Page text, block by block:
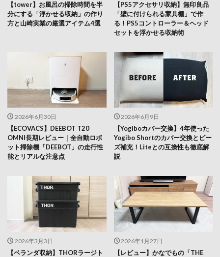
【tower】お風呂の掃除時間を半
分にする「浮かせる収納」の作り
方と山崎実業の厳選アイテム4選
【PS5アクセサリ収納】無印良品
「壁に付けられる家具棚」で作
る！PS5コントローラー＆ヘッド
セットを浮かせる収納術
2026年6月30日
【ECOVACS】DEEBOT T20
OMNI長期レビュー｜全自動ロボ
ット掃除機「DEEBOT」の走行性
能とリアルな注意点
2026年6月9日
【Yogiboカバー交換】4年使った
Yogibo Shortのカバー交換とビー
ズ補充！Liteとの互換性も徹底解
説
2026年3月3日
【ベランダ収納】THORラージト
2026年1月27日
【レビュー】かなでもの「THE